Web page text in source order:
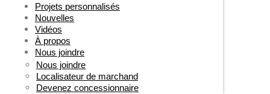
Projets personnalisés
Nouvelles
Vidéos
À propos
Nous joindre
Nous joindre
Localisateur de marchand
Devenez concessionnaire